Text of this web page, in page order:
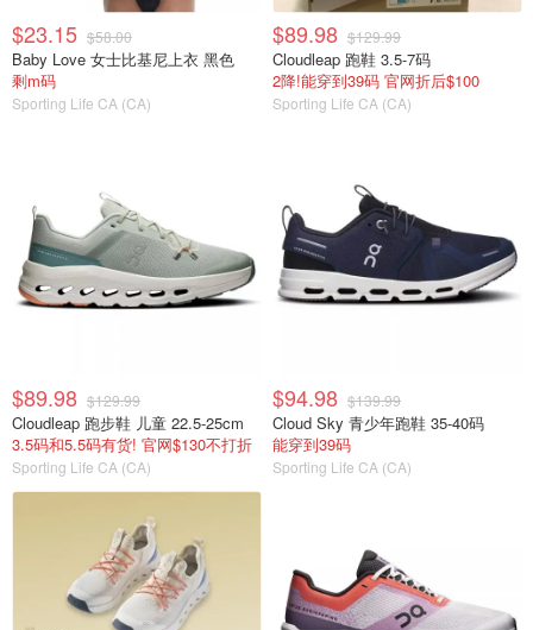
$23.15 $58.00
Baby Love 女士比基尼上衣 黑色
剩m码
Sporting Life CA (CA)
$89.98 $129.99
Cloudleap 跑鞋 3.5-7码
2降!能穿到39码 官网折后$100
Sporting Life CA (CA)
$89.98 $129.99
Cloudleap 跑步鞋 儿童 22.5-25cm
3.5码和5.5码有货! 官网$130不打折
Sporting Life CA (CA)
$94.98 $139.99
Cloud Sky 青少年跑鞋 35-40码
能穿到39码
Sporting Life CA (CA)